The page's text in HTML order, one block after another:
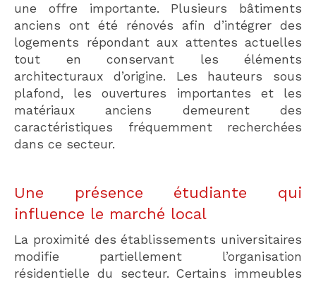
une offre importante. Plusieurs bâtiments
anciens ont été rénovés afin d’intégrer des
logements répondant aux attentes actuelles
tout en conservant les éléments
architecturaux d’origine. Les hauteurs sous
plafond, les ouvertures importantes et les
matériaux anciens demeurent des
caractéristiques fréquemment recherchées
dans ce secteur.
Une présence étudiante qui
influence le marché local
La proximité des établissements universitaires
modifie partiellement l’organisation
résidentielle du secteur. Certains immeubles